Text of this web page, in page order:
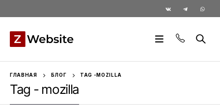
ГЛАВНАЯ БЛОГ TAG - MOZILLA
Tag - mozilla